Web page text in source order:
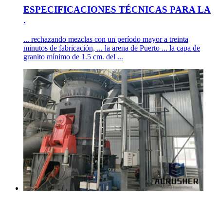
ESPECIFICACIONES TÉCNICAS PARA LA
.
... rechazando mezclas con un período mayor a treinta
minutos de fabricación, ... la arena de Puerto ... la capa de
granito mínimo de 1.5 cm. del ...